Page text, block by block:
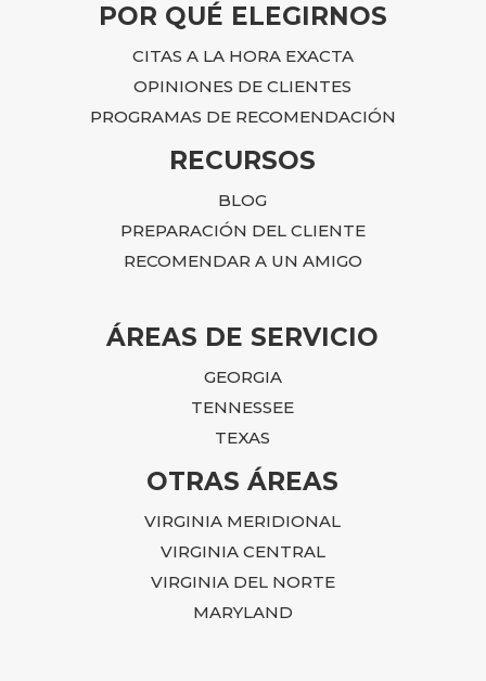
POR QUÉ ELEGIRNOS
CITAS A LA HORA EXACTA
OPINIONES DE CLIENTES
PROGRAMAS DE RECOMENDACIÓN
RECURSOS
BLOG
PREPARACIÓN DEL CLIENTE
RECOMENDAR A UN AMIGO
ÁREAS DE SERVICIO
GEORGIA
TENNESSEE
TEXAS
OTRAS ÁREAS
VIRGINIA MERIDIONAL
VIRGINIA CENTRAL
VIRGINIA DEL NORTE
MARYLAND